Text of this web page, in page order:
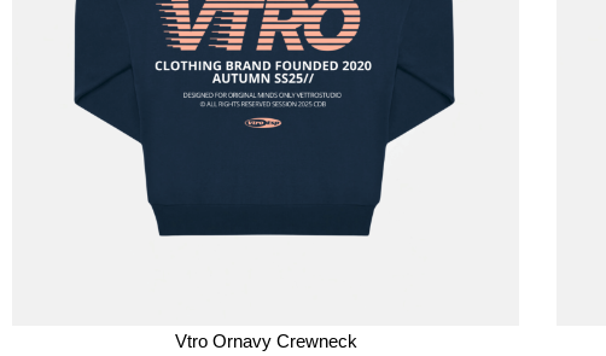
Vtro Ornavy Crewneck